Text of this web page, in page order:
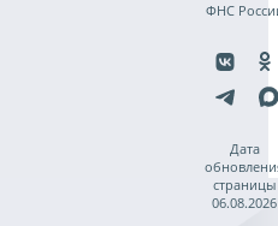
ФНС
Дата
страницы
06.08.2026